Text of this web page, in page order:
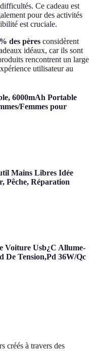
Ce cadeau est
pour des activités
est cruciale.
des pères considèrent
idéaux, car ils sont
rencontrent un large
utilisateur au
6000mAh Portable
Femmes pour
Mains Libres Idée
Pêche, Réparation
Voiture Usb¿C Allume-
De Tension,Pd 36W/Qc
créés à travers des